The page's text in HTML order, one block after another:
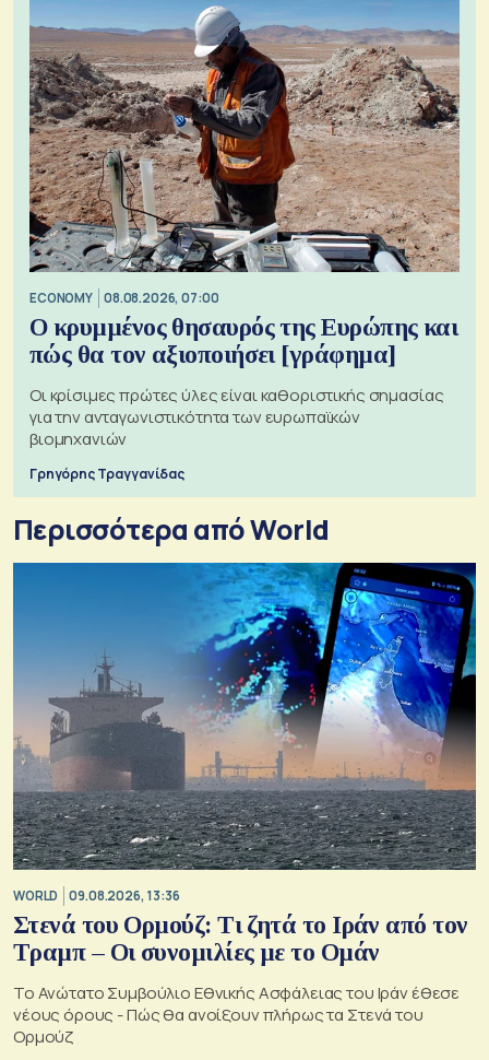
ECONOMY 08.08.2026, 07:00
Ο κρυμμένος θησαυρός της Ευρώπης και
πώς θα τον αξιοποιήσει [γράφημα]
Οι κρίσιμες πρώτες ύλες είναι καθοριστικής σημασίας
για την ανταγωνιστικότητα των ευρωπαϊκών
βιομηχανιών
Γρηγόρης Τραγγανίδας
Περισσότερα από World
WORLD 09.08.2026, 13:36
Στενά του Ορμούζ: Τι ζητά το Ιράν από τον
Τραμπ – Οι συνομιλίες με το Ομάν
Το Ανώτατο Συμβούλιο Εθνικής Ασφάλειας του Ιράν έθεσε
νέους όρους - Πώς θα ανοίξουν πλήρως τα Στενά του
Ορμούζ